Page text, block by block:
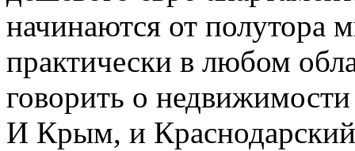
начинаются от полутора
практически в любом
говорить о
И Крым, и